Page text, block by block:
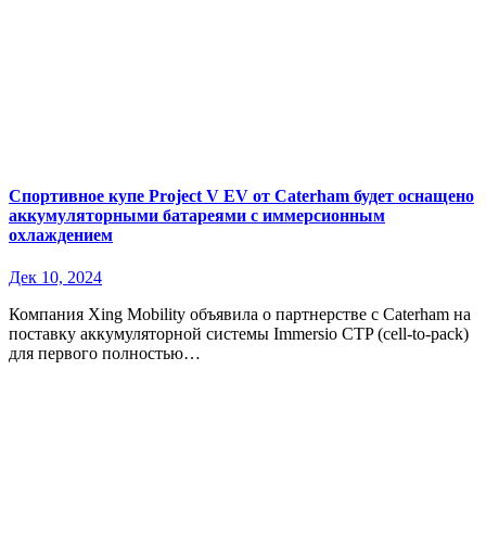
Спортивное купе Project V EV от Caterham будет оснащено
аккумуляторными батареями с иммерсионным
охлаждением
Дек 10, 2024
Компания Xing Mobility объявила о партнерстве с Caterham на
поставку аккумуляторной системы Immersio CTP (cell-to-pack)
для первого полностью…